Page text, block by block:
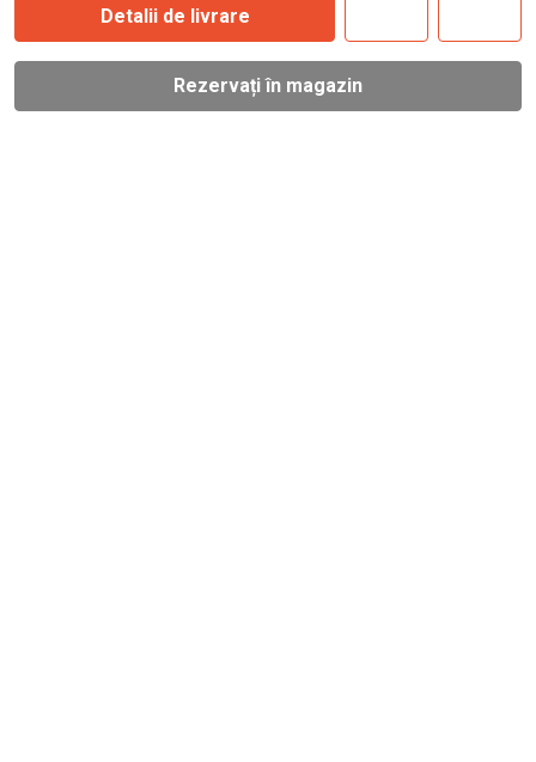
Detalii de livrare
Rezervați în magazin